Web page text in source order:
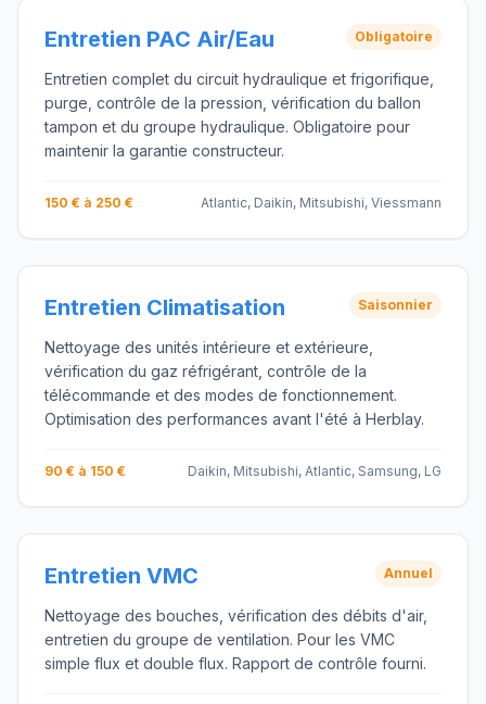
Entretien PAC Air/Eau Obligatoire
Entretien complet du circuit hydraulique et frigorifique,
purge, contrôle de la pression, vérification du ballon
tampon et du groupe hydraulique. Obligatoire pour
maintenir la garantie constructeur.
150 € à 250 € Atlantic, Daikin, Mitsubishi, Viessmann
Entretien Climatisation Saisonnier
Nettoyage des unités intérieure et extérieure,
vérification du gaz réfrigérant, contrôle de la
télécommande et des modes de fonctionnement.
Optimisation des performances avant l'été à Herblay.
90 € à 150 € Daikin, Mitsubishi, Atlantic, Samsung, LG
Entretien VMC Annuel
Nettoyage des bouches, vérification des débits d'air,
entretien du groupe de ventilation. Pour les VMC
simple flux et double flux. Rapport de contrôle fourni.